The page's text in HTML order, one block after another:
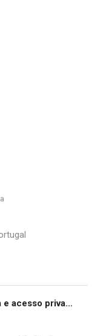
Vila Spa Douro Piscina e acesso privado rio Douro